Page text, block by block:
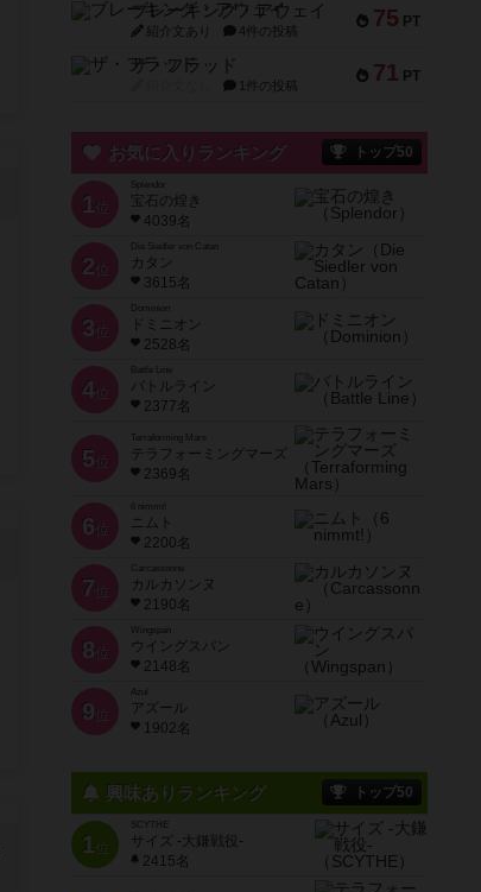
75 PT
ブレーキング・アウェイ
紹介文あり 4件の投稿
71 PT
ザ・フラッド
1件の投稿
お気に入りランキング トップ50
1 位
宝石の煌き
4039名
2 位
Die Siedler von Catan
カタン
3615名
3 位
ドミニオン
2528名
4位
Battle Line
バトルライン
2377名
5 位
Terraforming Mars
テラフォーミングマーズ
2369名
6 位
ニムト
2200名
7 位
Carcassonne
カルカソンヌ
2190名
8 位
Wingspan
ウイングスパン
2148名
9 位
Azul
アズール
1902名
興味ありランキング トップ50
1位
SCYTHE
サイズ -大鎌戦役-
2415名